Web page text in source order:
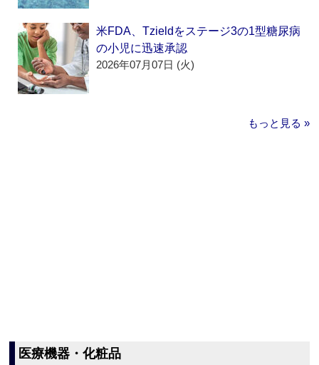
米FDA、Tzieldをステージ3の1型糖尿病
の小児に迅速承認
2026年07月07日 (火)
もっと見る »
医療機器・化粧品